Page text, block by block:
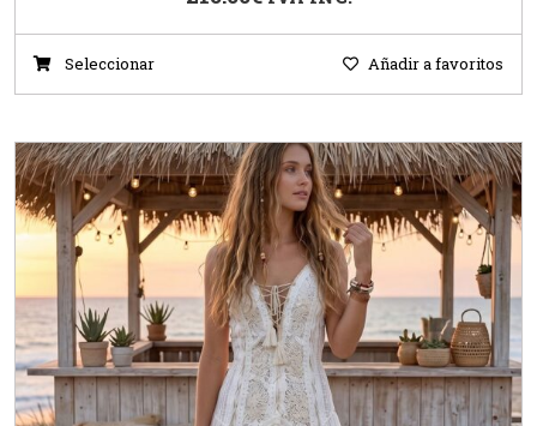
Seleccionar Añadir a favoritos